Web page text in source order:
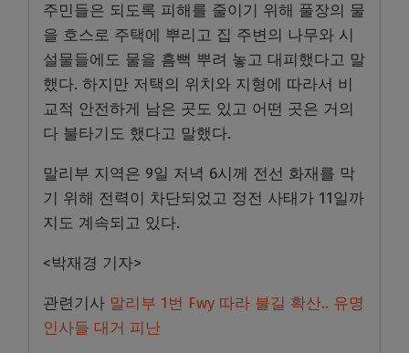
주민들은 되도록 피해를 줄이기 위해 풀장의 물
을 호스로 주택에 뿌리고 집 주변의 나무와 시
설물들에도 물을 흠뻑 뿌려 놓고 대피했다고 말
했다. 하지만 저택의 위치와 지형에 따라서 비
교적 안전하게 남은 곳도 있고 어떤 곳은 거의
다 불타기도 했다고 말했다.
말리부 지역은 9일 저녁 6시께 전선 화재를 막
기 위해 전력이 차단되었고 정전 사태가 11일까
지도 계속되고 있다.
<박재경 기자>
관련기사 말리부 1번 Fwy 따라 불길 확산.. 유명
인사들 대거 피난